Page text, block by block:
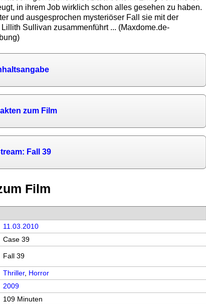
in ihrem Job wirklich schon alles gesehen zu haben.
und ausgesprochen mysteriöser Fall sie mit der
Sullivan zusammenführt ... (Maxdome.de-
zum Film
Fall 39
Film
11.03.2010
Case 39
Fall 39
Thriller, Horror
2009
109 Minuten